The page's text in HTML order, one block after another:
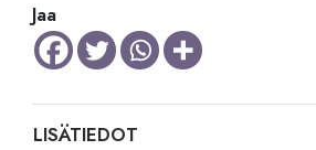
Jaa
LISÄTIEDOT